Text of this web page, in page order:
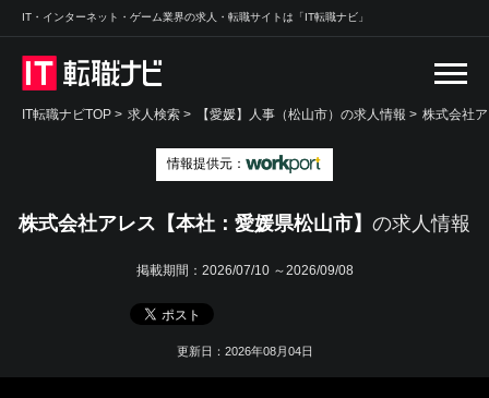
IT・インターネット・ゲーム業界の求人・転職サイトは「IT転職ナビ」
IT転職ナビTOP > 求人検索 > 【愛媛】人事（松山市）の求人情報 > 株式会社
情報提供元：
株式会社アレス【本社：愛媛県松山市】 の求人情報
掲載期間： 2026/07/10 ～2026/09/08
更新日：2026年08月04日